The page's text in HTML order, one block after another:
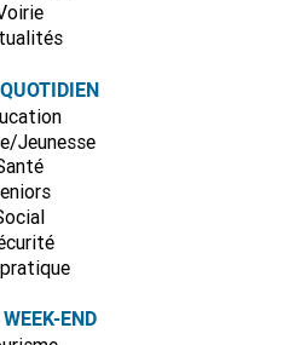
Jeunesse
END